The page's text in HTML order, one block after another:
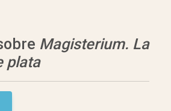
Magisterium. La
plata